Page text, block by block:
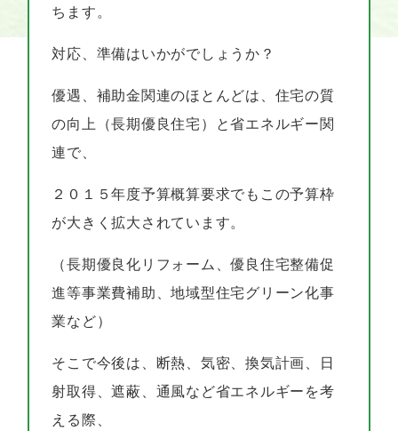
ちます。
対応、準備はいかがでしょうか？
優遇、補助金関連のほとんどは、住宅の質
の向上（長期優良住宅）と省エネルギー関
連で、
２０１５年度予算概算要求でもこの予算枠
が大きく拡大されています。
（長期優良化リフォーム、優良住宅整備促
進等事業費補助、地域型住宅グリーン化事
業など）
そこで今後は、断熱、気密、換気計画、日
射取得、遮蔽、通風など省エネルギーを考
える際、